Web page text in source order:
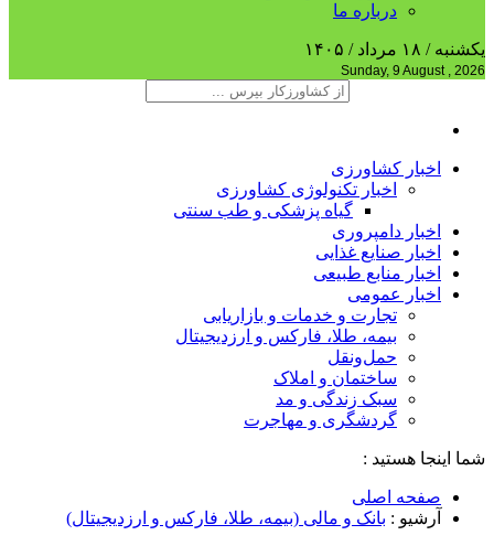
درباره ما
یکشنبه / ۱۸ مرداد / ۱۴۰۵
Sunday, 9 August , 2026
اخبار کشاورزی
اخبار تکنولوژی کشاورزی
گیاه پزشکی و طب سنتی
اخبار دامپروری
اخبار صنایع غذایی
اخبار منابع طبیعی
اخبار عمومی
تجارت و خدمات و بازاریابی
بیمه، طلا، فارکس و ارزدیجیتال
حمل‌و‌نقل
ساختمان و املاک
سبک زندگی و مد
گردشگری و مهاجرت
شما اینجا هستید :
صفحه اصلی
آرشیو : بانک و مالی (بیمه، طلا، فارکس و ارزدیجیتال)